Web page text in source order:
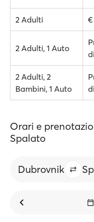
2 Adulti
2 Adulti, 1 Auto
2 Adulti, 2
Bambini, 1 Auto
Orari e
Spalato
Dubrovnik